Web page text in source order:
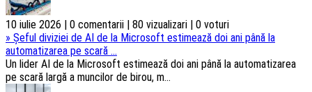
10 iulie 2026 | 0 comentarii | 80 vizualizari | 0 voturi
» Șeful diviziei de AI de la Microsoft estimează doi ani până la
automatizarea pe scară ...
Un lider AI de la Microsoft estimează doi ani până la automatizarea
pe scară largă a muncilor de birou, m...